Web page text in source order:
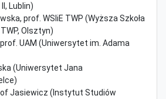
Lublin)
prof. WSIiE TWP (Wyższa Szkoła
Olsztyn)
prof. UAM (Uniwersytet im. Adama
(Uniwersytet Jana
Jasiewicz (Instytut Studiów